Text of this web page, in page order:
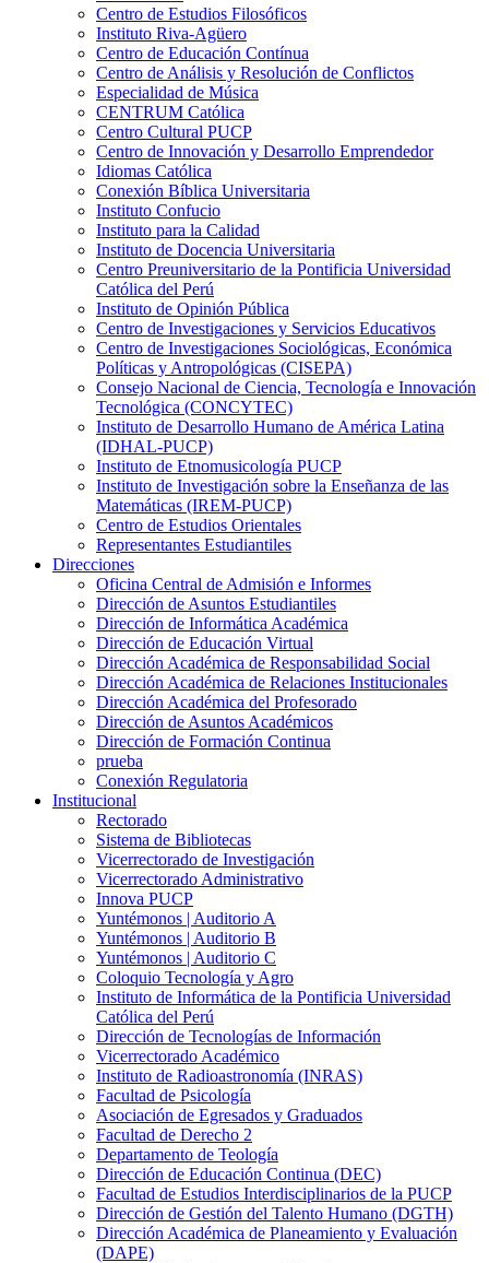
Centro de Estudios Filosóficos
Instituto Riva-Agüero
Centro de Educación Contínua
Centro de Análisis y Resolución de Conflictos
Especialidad de Música
CENTRUM Católica
Centro Cultural PUCP
Centro de Innovación y Desarrollo Emprendedor
Idiomas Católica
Conexión Bíblica Universitaria
Instituto Confucio
Instituto para la Calidad
Instituto de Docencia Universitaria
Centro Preuniversitario de la Pontificia Universidad
Católica del Perú
Instituto de Opinión Pública
Centro de Investigaciones y Servicios Educativos
Centro de Investigaciones Sociológicas, Económica
Políticas y Antropológicas (CISEPA)
Consejo Nacional de Ciencia, Tecnología e Innovación
Tecnológica (CONCYTEC)
Instituto de Desarrollo Humano de América Latina
(IDHAL-PUCP)
Instituto de Etnomusicología PUCP
Instituto de Investigación sobre la Enseñanza de las
Matemáticas (IREM-PUCP)
Centro de Estudios Orientales
Representantes Estudiantiles
Direcciones
Oficina Central de Admisión e Informes
Dirección de Asuntos Estudiantiles
Dirección de Informática Académica
Dirección de Educación Virtual
Dirección Académica de Responsabilidad Social
Dirección Académica de Relaciones Institucionales
Dirección Académica del Profesorado
Dirección de Asuntos Académicos
Dirección de Formación Continua
prueba
Conexión Regulatoria
Institucional
Rectorado
Sistema de Bibliotecas
Vicerrectorado de Investigación
Vicerrectorado Administrativo
Innova PUCP
Yuntémonos | Auditorio A
Yuntémonos | Auditorio B
Yuntémonos | Auditorio C
Coloquio Tecnología y Agro
Instituto de Informática de la Pontificia Universidad
Católica del Perú
Dirección de Tecnologías de Información
Vicerrectorado Académico
Instituto de Radioastronomía (INRAS)
Facultad de Psicología
Asociación de Egresados y Graduados
Facultad de Derecho 2
Departamento de Teología
Dirección de Educación Continua (DEC)
Facultad de Estudios Interdisciplinarios de la PUCP
Dirección de Gestión del Talento Humano (DGTH)
Dirección Académica de Planeamiento y Evaluación
(DAPE)